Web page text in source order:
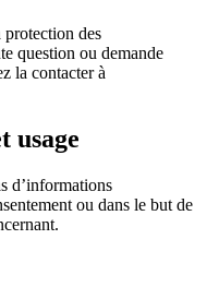
protection des
question ou demande
la contacter à
usage
d’informations
ou dans le but de